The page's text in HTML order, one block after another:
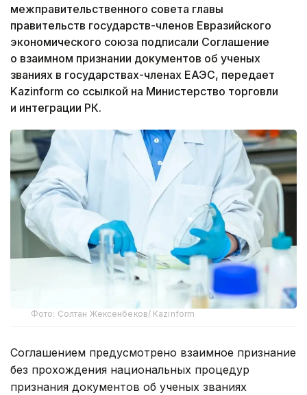
межправительственного совета главы
правительств государств-членов Евразийского
экономического союза подписали Соглашение
о взаимном признании документов об ученых
званиях в государствах-членах ЕАЭС, передает
Kazinform со ссылкой на Министерство торговли
и интеграции РК.
Фото: Солтан Жексенбеков/ Kazinform
Соглашением предусмотрено взаимное признание
без прохождения национальных процедур
признания документов об ученых званиях